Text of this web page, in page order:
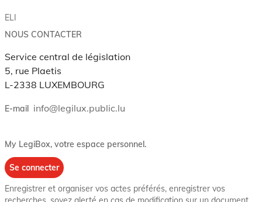
ELI
NOUS CONTACTER
Service central de législation
5, rue Plaetis
L-2338 LUXEMBOURG
E-mail info@legilux.public.lu
My LegiBox, votre espace personnel.
Se connecter
Enregistrer et organiser vos actes préférés, enregistrer vos